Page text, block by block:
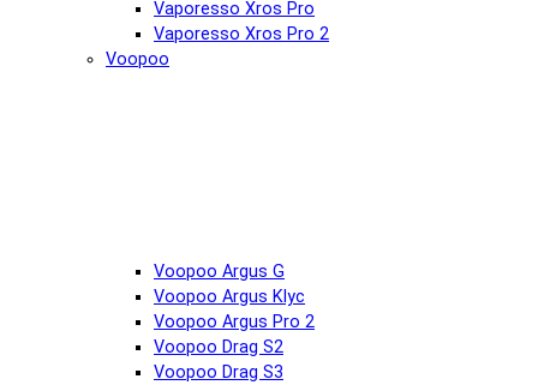
Vaporesso Xros Pro
Vaporesso Xros Pro 2
Voopoo
Voopoo Argus G
Voopoo Argus Klyc
Voopoo Argus Pro 2
Voopoo Drag S2
Voopoo Drag S3